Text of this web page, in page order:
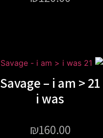
21 Savage – i am >
i was
₪160.00